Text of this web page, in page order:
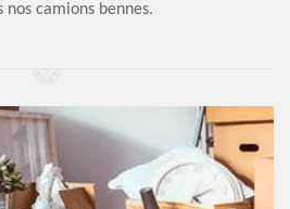
camions bennes.